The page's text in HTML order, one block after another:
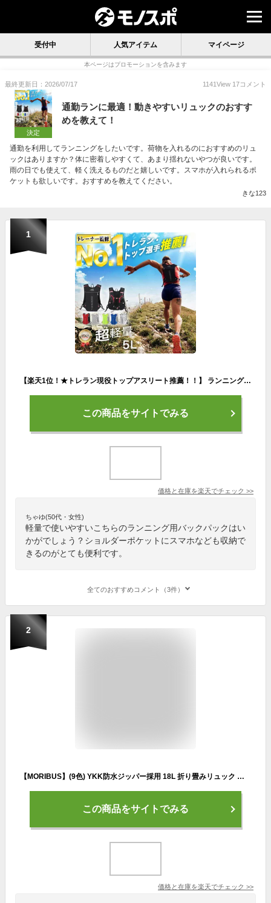
受付中 人気アイテム マイページ
本ページはプロモーションを含みます
最終更新日：2026/07/17 1141View 17コメント
決定
通勤ランに最適！動きやすいリュックのおすす
めを教えて！
通勤を利用してランニングをしたいです。荷物を入れるのにおすすめのリュ
ックはありますか？体に密着しやすくて、あまり揺れないやつが良いです。
雨の日でも使えて、軽く洗えるものだと嬉しいです。スマホが入れられるポ
ケットも欲しいです。おすすめを教えてください。
きな123
1
【楽天1位！★トレラン現役トップアスリート推薦！！】 ランニング リュック バッグ サイクリング バックパック ハイドレーションバッグ トレラン トレイルランニング ザック 小型 登山 自転車 マラソン ジョギング ハイキング ウォーキング 5L メンズ レディース 軽量
この商品をサイトでみる
価格と在庫を楽天でチェック >>
ちゃゆ(50代・女性)
軽量で使いやすいこちらのランニング用バックパックはい
かがでしょう？ショルダーポケットにスマホなども収納で
きるのがとても便利です。
全てのおすすめコメント（3件）
2
【MORIBUS】(9色) YKK防水ジッパー採用 18L 折り畳みリュック 大容量 耐水圧 2000mm A4サイズ収納可 防水バッグ/バックパック/サブバッグ/リュックサック/デイパック/トラベルバック/パッグ ランニング/アウトドア/登山 自転車/折りたたみ/コンパクト
この商品をサイトでみる
価格と在庫を楽天でチェック >>